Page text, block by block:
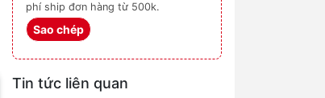
phí ship đơn hàng từ 500k.
Sao chép
Tin tức liên quan